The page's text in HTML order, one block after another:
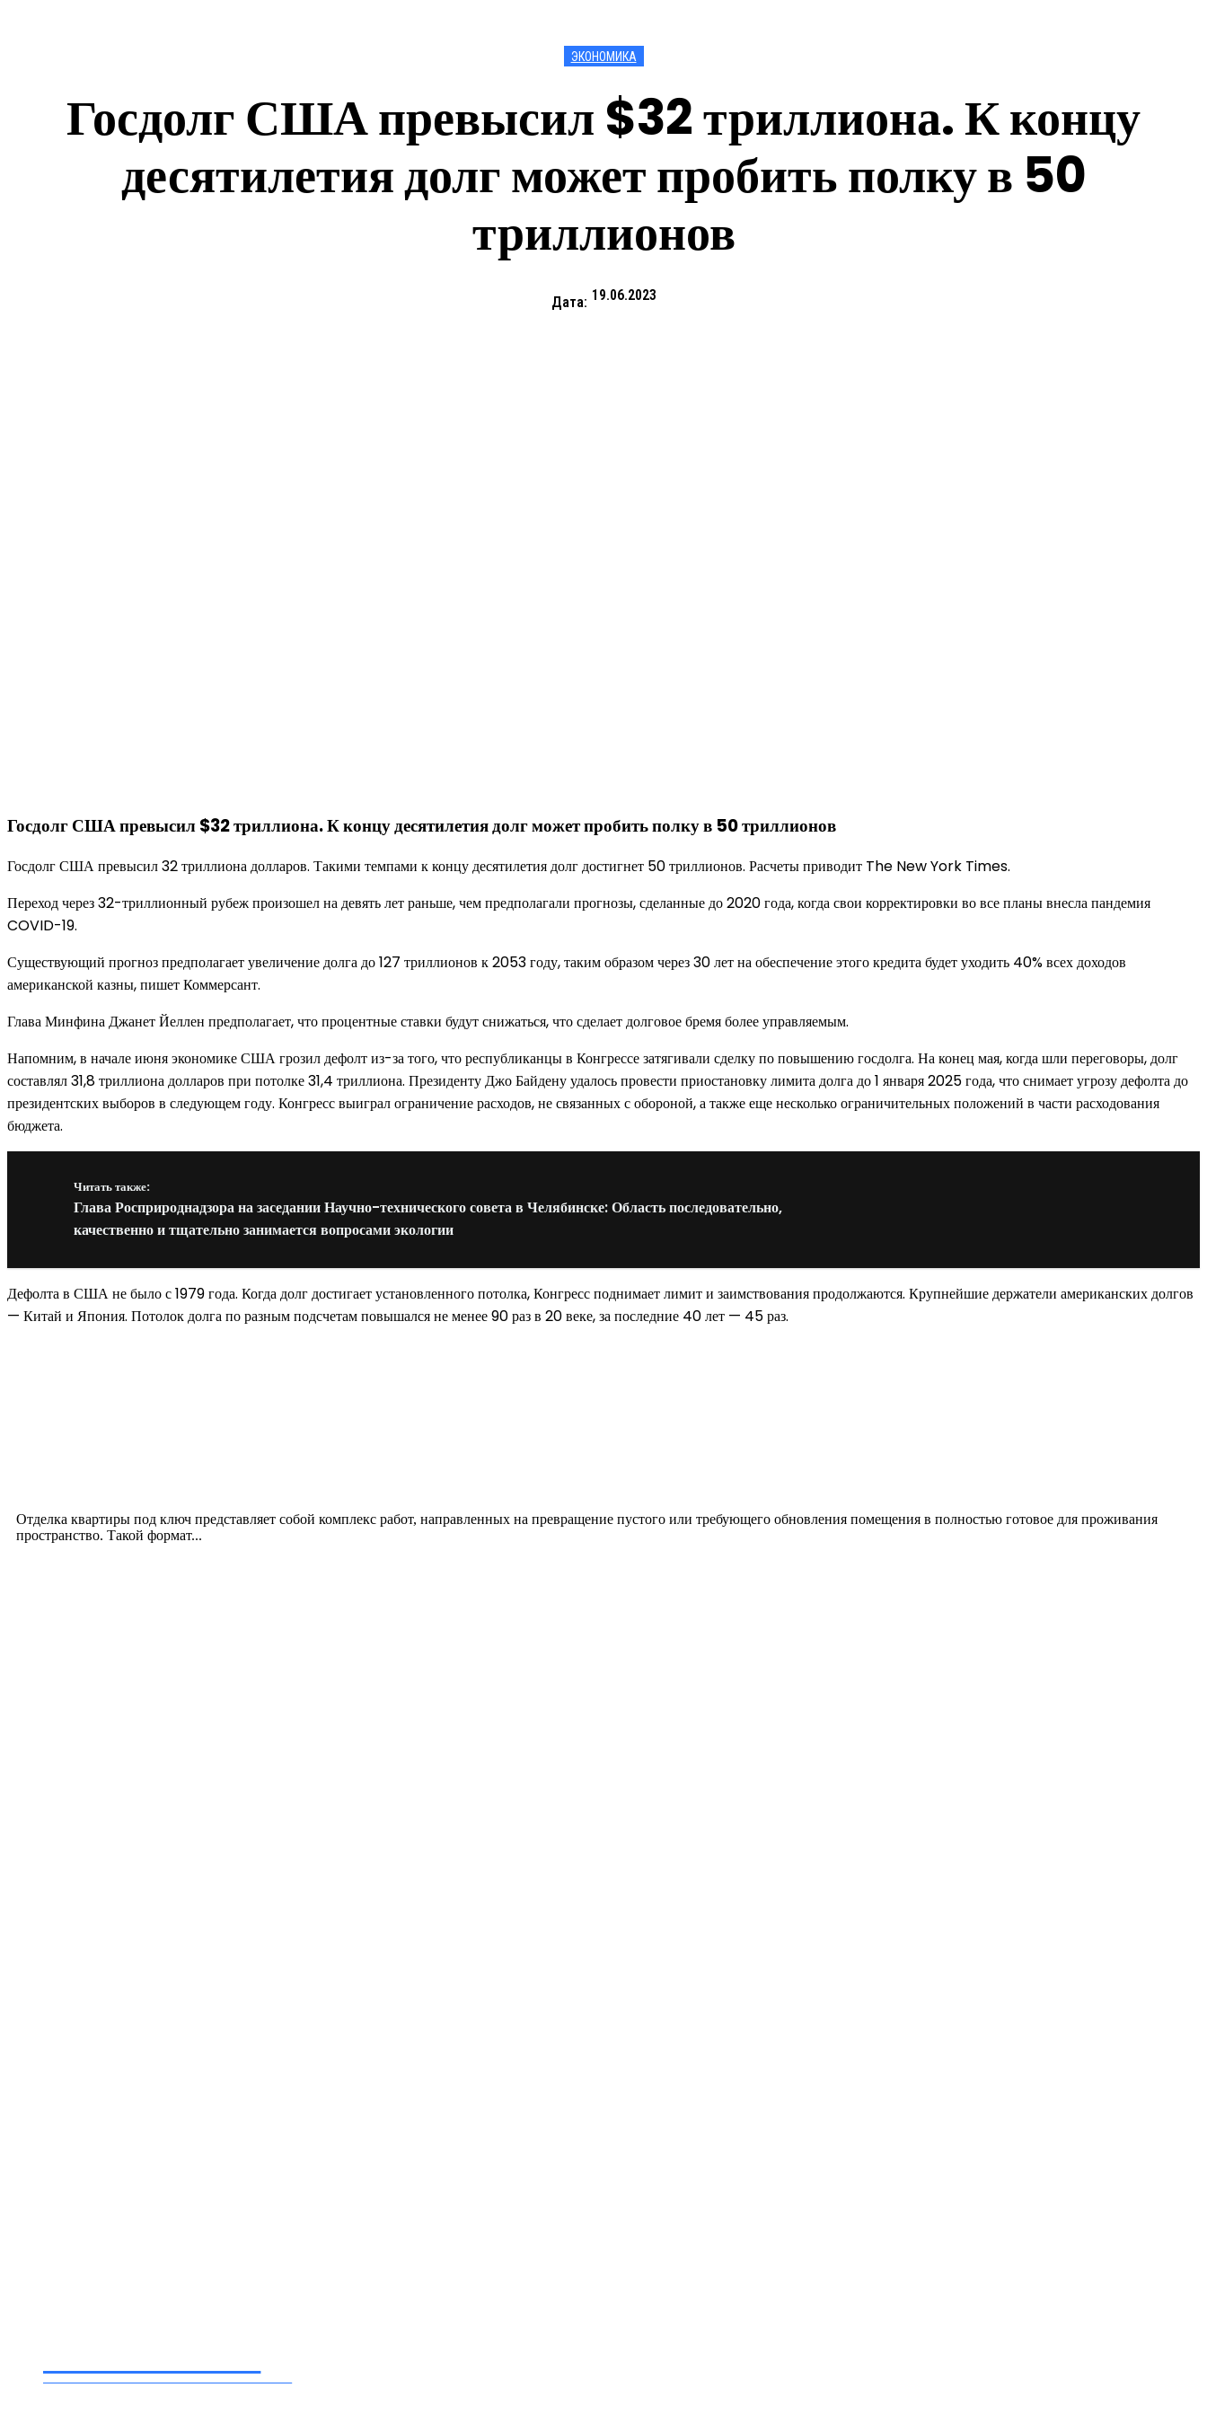
ЭКОНОМИКА
Госдолг США превысил $32 триллиона. К концу
десятилетия долг может пробить полку в 50
триллионов
Дата: 19.06.2023
Госдолг США превысил $32 триллиона. К концу десятилетия долг может пробить полку в 50 триллионов
Госдолг США превысил 32 триллиона долларов. Такими темпами к концу десятилетия долг достигнет 50 триллионов. Расчеты приводит The New York Times.
Переход через 32-триллионный рубеж произошел на девять лет раньше, чем предполагали прогнозы, сделанные до 2020 года, когда свои корректировки во все планы внесла пандемия
COVID-19.
Существующий прогноз предполагает увеличение долга до 127 триллионов к 2053 году, таким образом через 30 лет на обеспечение этого кредита будет уходить 40% всех доходов
американской казны, пишет Коммерсант.
Глава Минфина Джанет Йеллен предполагает, что процентные ставки будут снижаться, что сделает долговое бремя более управляемым.
Напомним, в начале июня экономике США грозил дефолт из-за того, что республиканцы в Конгрессе затягивали сделку по повышению госдолга. На конец мая, когда шли переговоры, долг
составлял 31,8 триллиона долларов при потолке 31,4 триллиона. Президенту Джо Байдену удалось провести приостановку лимита долга до 1 января 2025 года, что снимает угрозу дефолта до
президентских выборов в следующем году. Конгресс выиграл ограничение расходов, не связанных с обороной, а также еще несколько ограничительных положений в части расходования
бюджета.
Читать также:
Глава Росприроднадзора на заседании Научно-технического совета в Челябинске: Область последовательно,
качественно и тщательно занимается вопросами экологии
Дефолта в США не было с 1979 года. Когда долг достигает установленного потолка, Конгресс поднимает лимит и заимствования продолжаются. Крупнейшие держатели американских долгов
— Китай и Япония. Потолок долга по разным подсчетам повышался не менее 90 раз в 20 веке, за последние 40 лет — 45 раз.
Отделка квартиры под ключ представляет собой комплекс работ, направленных на превращение пустого или требующего обновления помещения в полностью готовое для проживания
пространство. Такой формат...